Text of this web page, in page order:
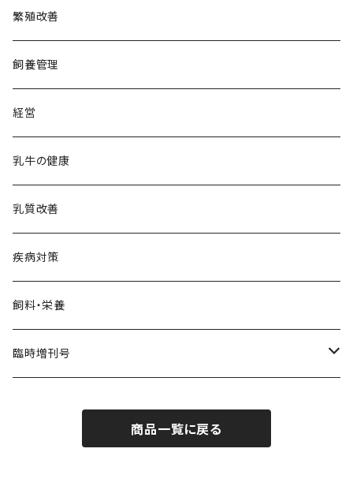
繁殖改善
飼養管理
経営
乳牛の健康
乳質改善
疾病対策
飼料・栄養
臨時増刊号
Dairy PROFESSIONAL
商品一覧に戻る